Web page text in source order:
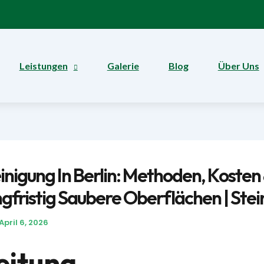
Leistungen Galerie Blog Über Uns
In Berlin: Methoden, Kosten
Saubere Oberflächen |
6, 2026